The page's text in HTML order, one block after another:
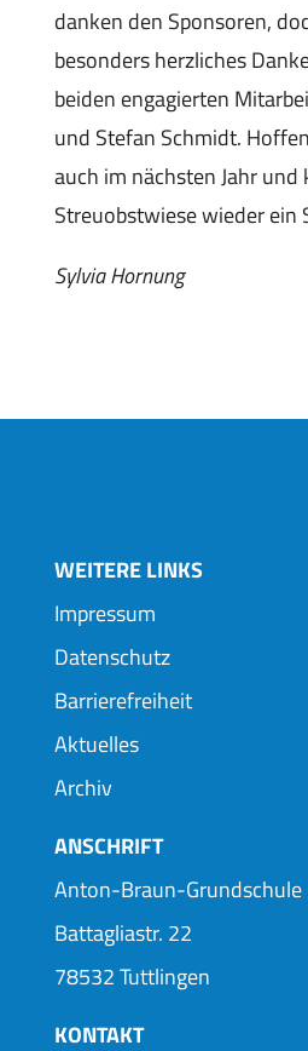
danken den Sponsoren,
besonders herzliches
beiden engagierten
und Stefan Schmidt.
auch im nächsten Jahr
Streuobstwiese wieder ein
Sylvia Hornung
WEITERE LINKS
Impressum
Datenschutz
Barrierefreiheit
Aktuelles
Archiv
ANSCHRIFT
Anton-Braun-Grundschule
Battagliastr. 22
78532 Tuttlingen
KONTAKT